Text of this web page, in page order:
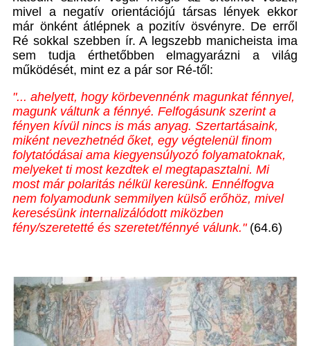
mivel a negatív orientációjú társas lények ekkor
már önként átlépnek a pozitív ösvényre. De erről
Ré sokkal szebben ír. A legszebb manicheista ima
sem tudja érthetőbben elmagyarázni a világ
működését, mint ez a pár sor Ré-től:
"... ahelyett, hogy körbevennénk magunkat fénnyel,
magunk váltunk a fénnyé. Felfogásunk szerint a
fényen kívül nincs is más anyag. Szertartásaink,
miként nevezhetnéd őket, egy végtelenül finom
folytatódásai ama kiegyensúlyozó folyamatoknak,
melyeket ti most kezdtek el megtapasztalni. Mi
most már polaritás nélkül keresünk. Ennélfogva
nem folyamodunk semmilyen külső erőhöz, mivel
keresésünk internalizálódott miközben
fény/szeretetté és szeretet/fénnyé válunk."(64.6)